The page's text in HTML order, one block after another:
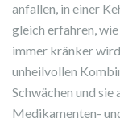
anfallen, in einer
gleich erfahren,
immer kränker
unheilvollen
Schwächen und
Medikamenten-